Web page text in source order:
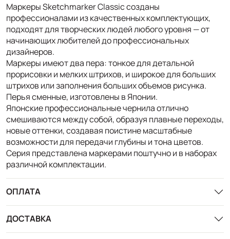
Маркеры Sketchmarker Classic созданы
профессионалами из качественных комплектующих,
подходят для творческих людей любого уровня — от
начинающих любителей до профессиональных
дизайнеров.
Маркеры имеют два пера: тонкое для детальной
прорисовки и мелких штрихов, и широкое для больших
штрихов или заполнения больших объемов рисунка.
Перья сменные, изготовлены в Японии.
Японские профессиональные чернила отлично
смешиваются между собой, образуя плавные переходы,
новые оттенки, создавая поистине масштабные
возможности для передачи глубины и тона цветов.
Серия представлена маркерами поштучно и в наборах
различной комплектации.
ОПЛАТА
ДОСТАВКА